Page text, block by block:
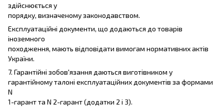
здійснюється у
порядку, визначеному законодавством.
Експлуатаційні документи, що додаються до товарів
іноземного
походження, мають відповідати вимогам нормативних актів
України.
7. Гарантійні зобов'язання даються виготівником у
гарантійному талоні експлуатаційних документів за формами
N
1-гарант та N 2-гарант (додатки 2 і 3).